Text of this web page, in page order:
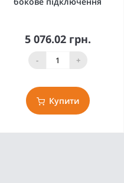
5 076.02 грн.
- +
Купити